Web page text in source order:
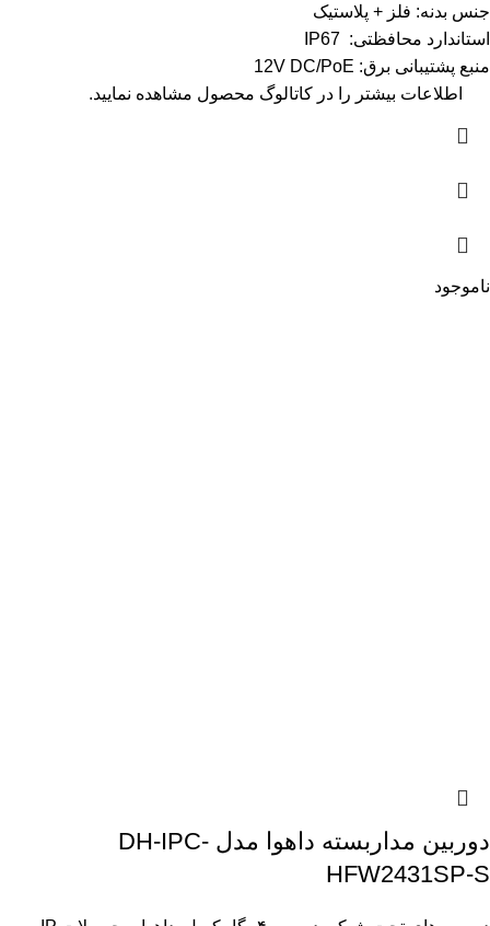
جنس بدنه: فلز + پلاستیک
استاندارد محافظتی: IP67
منبع پشتیبانی برق: 12V DC/PoE
اطلاعات بیشتر را در کاتالوگ محصول مشاهده نمایید.
ناموجود
دوربین مداربسته داهوا مدل DH-IPC-
HFW2431SP-S